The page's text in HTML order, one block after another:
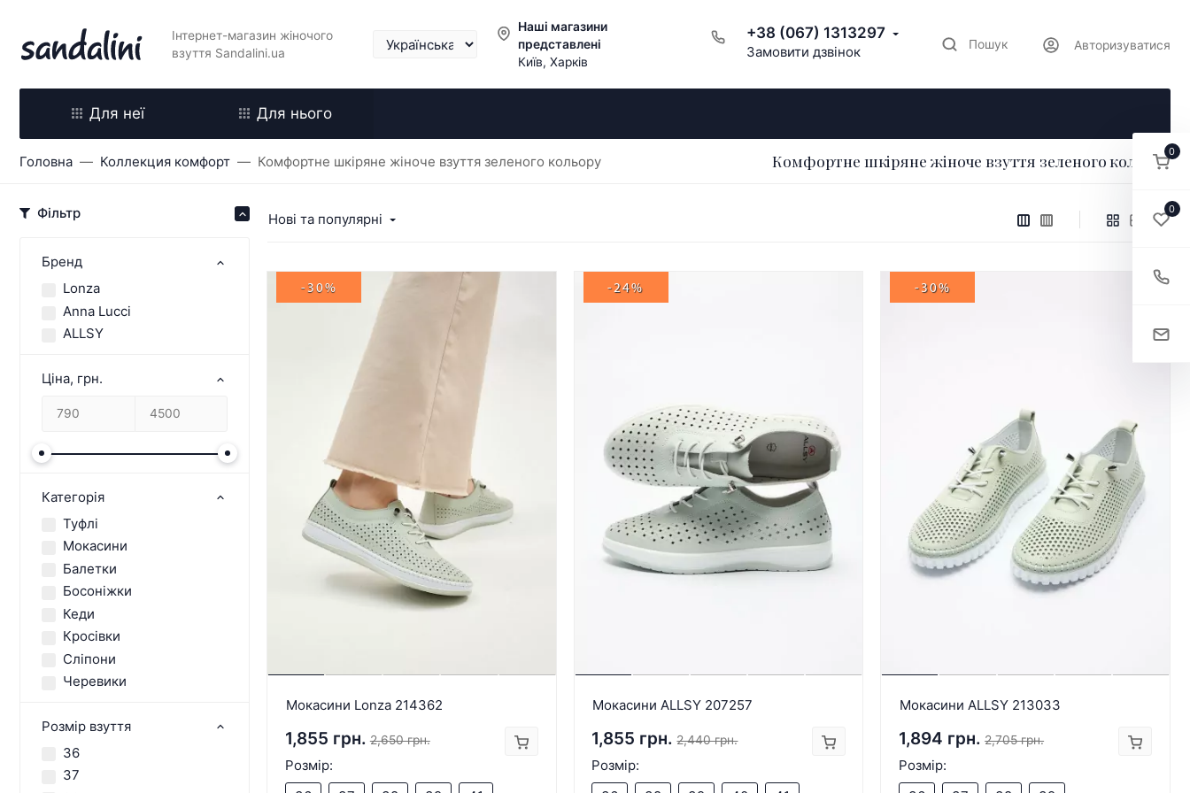
Інтернет-магазин жіночого
взуття Sandalini.ua
Наші магазини
представлені
Київ, Харків
+38 (067) 1313297
Замовити дзвінок Пошук Авторизуватися
Для неї Для нього
Головна Коллекция комфорт Комфортне шкіряне жіноче взуття зеленого кольору Комфортне шкіряне жіноче взуття зеленого кольору
Фільтр
Бренд
Lonza
Anna Lucci
ALLSY
Ціна, грн.
Категорія
Туфлі
Мокасини
Балетки
Босоніжки
Кеди
Кросівки
Сліпони
Черевики
Розмір взуття
36
37
Нові та популярні
-30%
Мокасини Lonza 214362
1,855 грн. 2,650 грн.
Розмір:
-24%
Мокасини ALLSY 207257
1,855 грн. 2,440 грн.
Розмір:
-30%
Мокасини ALLSY 213033
1,894 грн. 2,705 грн.
Розмір:
0
0